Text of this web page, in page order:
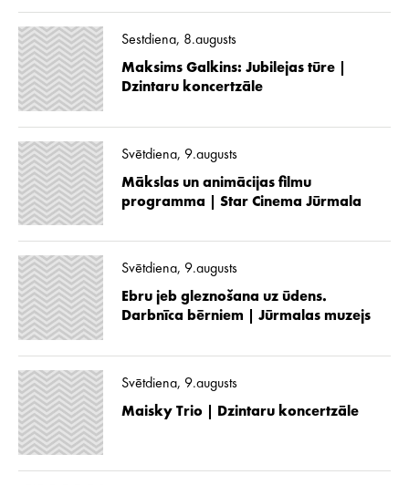
Sestdiena, 8.augusts
Maksims Galkins: Jubilejas tūre |
Dzintaru koncertzāle
Svētdiena, 9.augusts
Mākslas un animācijas filmu
programma | Star Cinema Jūrmala
Svētdiena, 9.augusts
Ebru jeb gleznošana uz ūdens.
Darbnīca bērniem | Jūrmalas muzejs
Svētdiena, 9.augusts
Maisky Trio | Dzintaru koncertzāle